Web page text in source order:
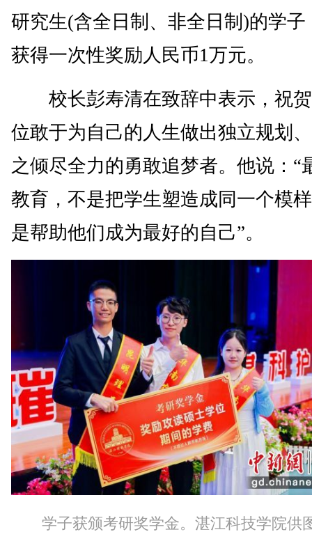
研究生(含全日制、非全日制)的学子
获得一次性奖励人民币1万元。
校长彭寿清在致辞中表示，祝贺
位敢于为自己的人生做出独立规划
之倾尽全力的勇敢追梦者。他说：“
教育，不是把学生塑造成同一个模
是帮助他们成为最好的自己”。
学子获颁考研奖学金。湛江科技学院供